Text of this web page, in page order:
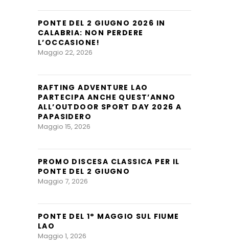
PONTE DEL 2 GIUGNO 2026 IN
CALABRIA: NON PERDERE
L’OCCASIONE!
Maggio 22, 2026
RAFTING ADVENTURE LAO
PARTECIPA ANCHE QUEST’ANNO
ALL’OUTDOOR SPORT DAY 2026 A
PAPASIDERO
Maggio 15, 2026
PROMO DISCESA CLASSICA PER IL
PONTE DEL 2 GIUGNO
Maggio 7, 2026
PONTE DEL 1° MAGGIO SUL FIUME
LAO
Maggio 1, 2026